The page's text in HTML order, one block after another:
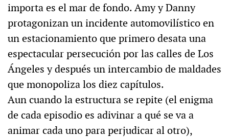
importa es el mar de fondo. Amy y Danny
protagonizan un incidente automovilístico en
un estacionamiento que primero desata una
espectacular persecución por las calles de Los
Ángeles y después un intercambio de maldades
que monopoliza los diez capítulos.
Aun cuando la estructura se repite (el enigma
de cada episodio es adivinar a qué se va a
animar cada uno para perjudicar al otro),